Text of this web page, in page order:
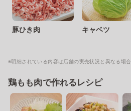
豚ひき肉 キャベツ
※明細されている内容は店舗の実売状況と異なる場合
鶏もも肉で作れるレシピ